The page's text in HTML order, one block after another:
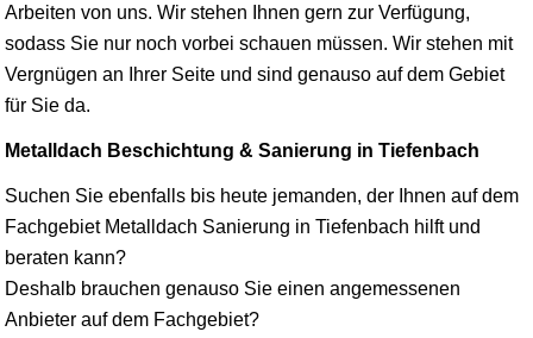
Arbeiten von uns. Wir stehen Ihnen gern zur Verfügung,
sodass Sie nur noch vorbei schauen müssen. Wir stehen mit
Vergnügen an Ihrer Seite und sind genauso auf dem Gebiet
für Sie da.
Metalldach Beschichtung & Sanierung in Tiefenbach
Suchen Sie ebenfalls bis heute jemanden, der Ihnen auf dem
Fachgebiet Metalldach Sanierung in Tiefenbach hilft und
beraten kann?
Deshalb brauchen genauso Sie einen angemessenen
Anbieter auf dem Fachgebiet?